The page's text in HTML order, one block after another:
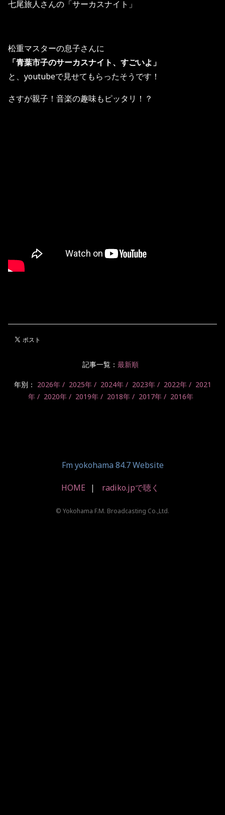
七尾旅人さんの「サーカスナイト」
松重マスターの息子さんに
「青葉市子のサーカスナイト、すごいよ」
と、youtubeで見せてもらったそうです！
さすが親子！音楽の趣味もピッタリ！？
記事一覧： 最新順
年別： 2026年 2025年 2024年 2023年 2022年
2021
年
2020年 2019年 2018年 2017年 2016年
Fm yokohama 84.7 Website
HOME radiko.jpで聴く
© Yokohama F.M. Broadcasting Co.,Ltd.